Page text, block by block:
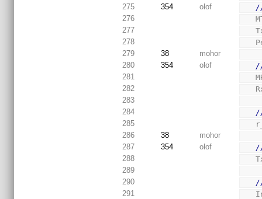
275
354 olof
276
277
278
279
38
mohor
280
354 olof
281
282
283
284
285
286
38
mohor
287
354 olof
288
289
290
291